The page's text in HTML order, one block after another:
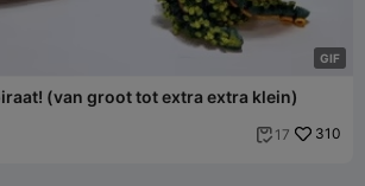
GIF
(van groot tot extra extra klein)
 17 310